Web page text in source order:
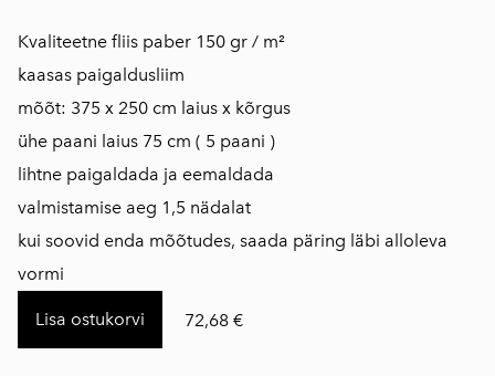
​​​​​​​Kvaliteetne fliis paber 150 gr / m²
kaasas paigaldusliim
mõõt: 375 x 250 cm laius x kõrgus
ühe paani laius 75 cm ( 5 paani )
lihtne paigaldada ja eemaldada
​valmistamise aeg 1,5 nädalat
kui soovid enda mõõtudes, saada päring läbi alloleva
vormi
Lisa ostukorvi 72,68 €